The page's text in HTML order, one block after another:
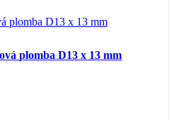
plomba D13 x 13 mm